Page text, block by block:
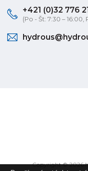
+421 (0)32 776
(Po - Št: 7:30 – 16:00,
Copyright © 2026